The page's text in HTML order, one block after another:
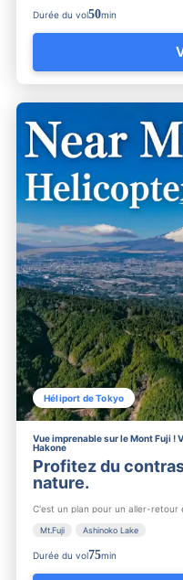
Durée du vol50min
Héliport de Tokyo
Vue imprenable sur le Mont Fuji !
Hakone
Profitez du
nature.
Mt.Fuji Ashinoko Lake
Durée du vol75min